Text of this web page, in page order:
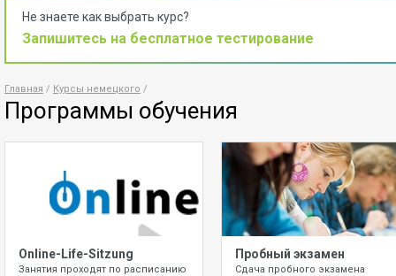
Не знаете как выбрать курс?
Запишитесь на бесплатное тестирование
Главная Курсы немецкого
Программы обучения
Online-Life-Sitzung
Занятия проходят по расписанию
Пробный экзамен
Сдача пробного экзамена